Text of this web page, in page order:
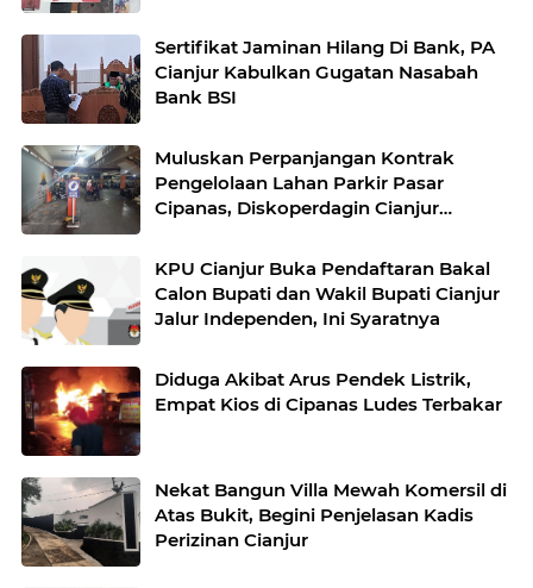
Sertifikat Jaminan Hilang Di Bank, PA
Cianjur Kabulkan Gugatan Nasabah
Bank BSI
Muluskan Perpanjangan Kontrak
Pengelolaan Lahan Parkir Pasar
Cipanas, Diskoperdagin Cianjur
KPU Cianjur Buka Pendaftaran Bakal
Calon Bupati dan Wakil Bupati Cianjur
Jalur Independen, Ini Syaratnya
Diduga Akibat Arus Pendek Listrik,
Empat Kios di Cipanas Ludes Terbakar
Nekat Bangun Villa Mewah Komersil di
Atas Bukit, Begini Penjelasan Kadis
Perizinan Cianjur